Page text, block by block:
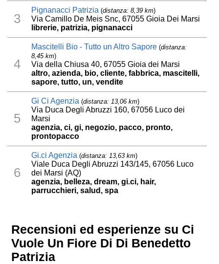
3
Pignanacci Patrizia (distanza: 8,39 km)
Via Camillo De Meis Snc, 67055 Gioia Dei Marsi
librerie, patrizia, pignanacci
4
Mascitelli Bio - Tutto un Altro Sapore (distanza:
8,45 km)
Via della Chiusa 40, 67055 Gioia dei Marsi
altro, azienda, bio, cliente, fabbrica, mascitelli,
sapore, tutto, un, vendite
5
Gi Ci Agenzia (distanza: 13,06 km)
Via Duca Degli Abruzzi 160, 67056 Luco dei
Marsi
agenzia, ci, gi, negozio, pacco, pronto,
prontopacco
6
Gi.ci Agenzia (distanza: 13,63 km)
Viale Duca Degli Abruzzi 143/145, 67056 Luco
dei Marsi (AQ)
agenzia, belleza, dream, gi.ci, hair,
parrucchieri, salud, spa
Recensioni ed esperienze su Ci
Vuole Un Fiore Di Di Benedetto
Patrizia